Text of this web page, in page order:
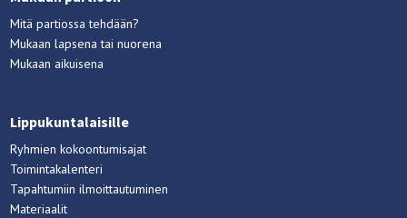
Mitä partiossa tehdään?
Mukaan lapsena tai nuorena
Mukaan aikuisena
Lippukuntalaisille
Ryhmien kokoontumisajat
Toimintakalenteri
Tapahtumiin ilmoittautuminen
Materiaalit